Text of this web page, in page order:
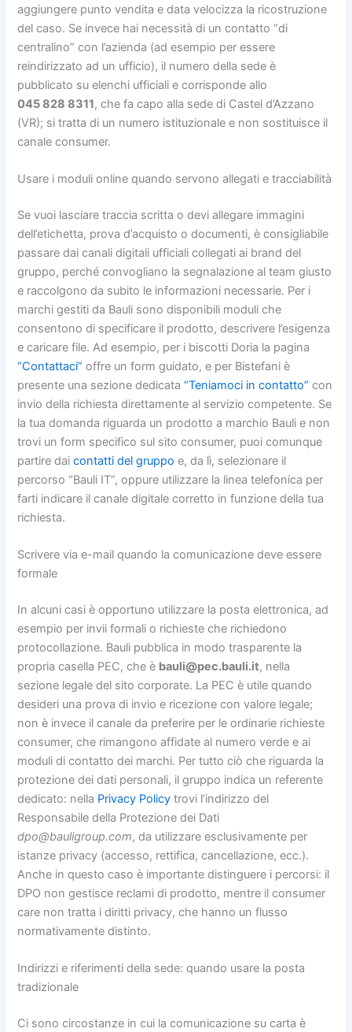
aggiungere punto vendita e data velocizza la ricostruzione
del caso. Se invece hai necessità di un contatto “di
centralino” con l’azienda (ad esempio per essere
reindirizzato ad un ufficio), il numero della sede è
pubblicato su elenchi ufficiali e corrisponde allo
045 828 8311, che fa capo alla sede di Castel d’Azzano
(VR); si tratta di un numero istituzionale e non sostituisce il
canale consumer.
Usare i moduli online quando servono allegati e tracciabilità
Se vuoi lasciare traccia scritta o devi allegare immagini
dell’etichetta, prova d’acquisto o documenti, è consigliabile
passare dai canali digitali ufficiali collegati ai brand del
gruppo, perché convogliano la segnalazione al team giusto
e raccolgono da subito le informazioni necessarie. Per i
marchi gestiti da Bauli sono disponibili moduli che
consentono di specificare il prodotto, descrivere l’esigenza
e caricare file. Ad esempio, per i biscotti Doria la pagina
“Contattaci” offre un form guidato, e per Bistefani è
presente una sezione dedicata“Teniamoci in contatto” con
invio della richiesta direttamente al servizio competente. Se
la tua domanda riguarda un prodotto a marchio Bauli e non
trovi un form specifico sul sito consumer, puoi comunque
partire daicontatti del gruppo e, da lì, selezionare il
percorso “Bauli IT”, oppure utilizzare la linea telefonica per
farti indicare il canale digitale corretto in funzione della tua
richiesta.
Scrivere via e-mail quando la comunicazione deve essere
formale
In alcuni casi è opportuno utilizzare la posta elettronica, ad
esempio per invii formali o richieste che richiedono
protocollazione. Bauli pubblica in modo trasparente la
propria casella PEC, che è bauli@pec.bauli.it, nella
sezione legale del sito corporate. La PEC è utile quando
desideri una prova di invio e ricezione con valore legale;
non è invece il canale da preferire per le ordinarie richieste
consumer, che rimangono affidate al numero verde e ai
moduli di contatto dei marchi. Per tutto ciò che riguarda la
protezione dei dati personali, il gruppo indica un referente
dedicato: nella Privacy Policy trovi l’indirizzo del
Responsabile della Protezione dei Dati
dpo@bauligroup.com, da utilizzare esclusivamente per
istanze privacy (accesso, rettifica, cancellazione, ecc.).
Anche in questo caso è importante distinguere i percorsi: il
DPO non gestisce reclami di prodotto, mentre il consumer
care non tratta i diritti privacy, che hanno un flusso
normativamente distinto.
Indirizzi e riferimenti della sede: quando usare la posta
tradizionale
Ci sono circostanze in cui la comunicazione su carta è